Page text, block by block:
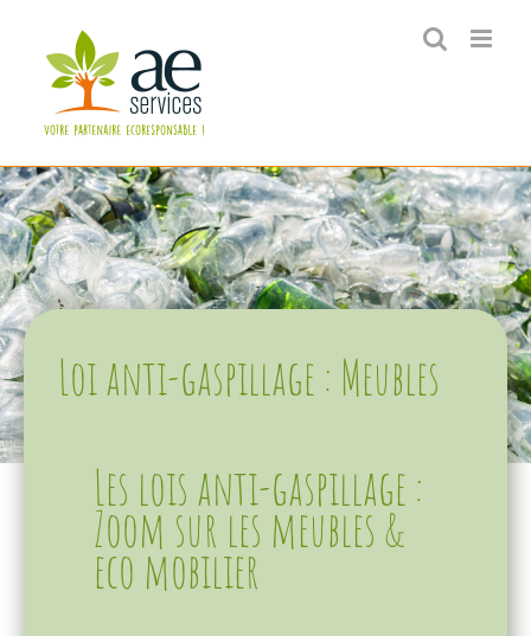
contenu
Loi anti-gaspillage : Meubles
Les lois anti-gaspillage :
Zoom sur les meubles &
eco mobilier